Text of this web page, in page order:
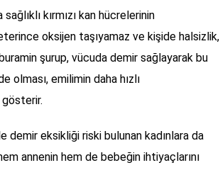
kırmızı kan hücrelerinin
oksijen taşıyamaz ve kişide halsizlik,
şurup, vücuda demir sağlayarak bu
olması, emilimin daha hızlı
demir eksikliği riski bulunan kadınlara da
annenin hem de bebeğin ihtiyaçlarını